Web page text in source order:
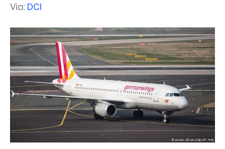
Via: DCI